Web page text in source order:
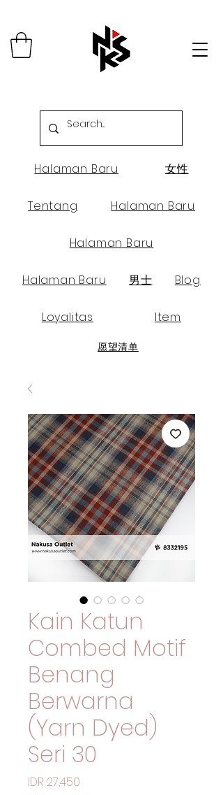
Halaman Baru 女性
Tentang Halaman Baru
Halaman Baru
Halaman Baru 男士 Blog
Loyalitas Item
愿望清单
Kain Katun
Combed Motif
Benang
Berwarna
(Yarn Dyed)
Seri 30
IDR 27,450